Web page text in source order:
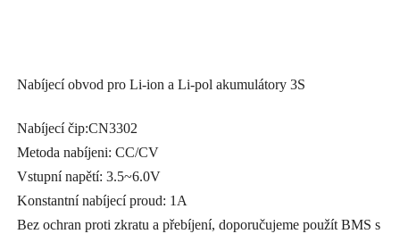
Nabíjecí obvod pro Li-ion a Li-pol akumulátory 3S
Nabíjecí čip:CN3302
Metoda nabíjeni: CC/CV
Vstupní napětí: 3.5~6.0V
Konstantní nabíjecí proud: 1A
Bez ochran proti zkratu a přebíjení, doporučujeme použít BMS s